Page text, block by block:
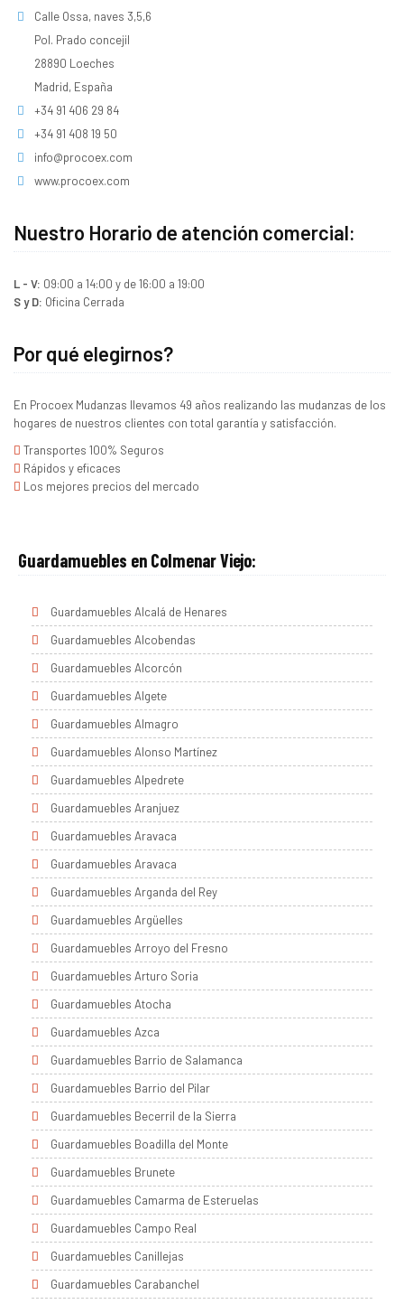
Calle Ossa, naves 3,5,6
Pol. Prado concejil
28890 Loeches
Madrid, España
+34 91 406 29 84
+34 91 408 19 50
info@procoex.com
www.procoex.com
Nuestro Horario de atención comercial:
L - V: 09:00 a 14:00 y de 16:00 a 19:00
S y D: Oficina Cerrada
Por qué elegirnos?
En Procoex Mudanzas llevamos 49 años realizando las mudanzas de los
hogares de nuestros clientes con total garantía y satisfacción.
Transportes 100% Seguros
Rápidos y eficaces
Los mejores precios del mercado
Guardamuebles en Colmenar Viejo:
Guardamuebles Alcalá de Henares
Guardamuebles Alcobendas
Guardamuebles Alcorcón
Guardamuebles Algete
Guardamuebles Almagro
Guardamuebles Alonso Martínez
Guardamuebles Alpedrete
Guardamuebles Aranjuez
Guardamuebles Aravaca
Guardamuebles Aravaca
Guardamuebles Arganda del Rey
Guardamuebles Argüelles
Guardamuebles Arroyo del Fresno
Guardamuebles Arturo Soria
Guardamuebles Atocha
Guardamuebles Azca
Guardamuebles Barrio de Salamanca
Guardamuebles Barrio del Pilar
Guardamuebles Becerril de la Sierra
Guardamuebles Boadilla del Monte
Guardamuebles Brunete
Guardamuebles Camarma de Esteruelas
Guardamuebles Campo Real
Guardamuebles Canillejas
Guardamuebles Carabanchel